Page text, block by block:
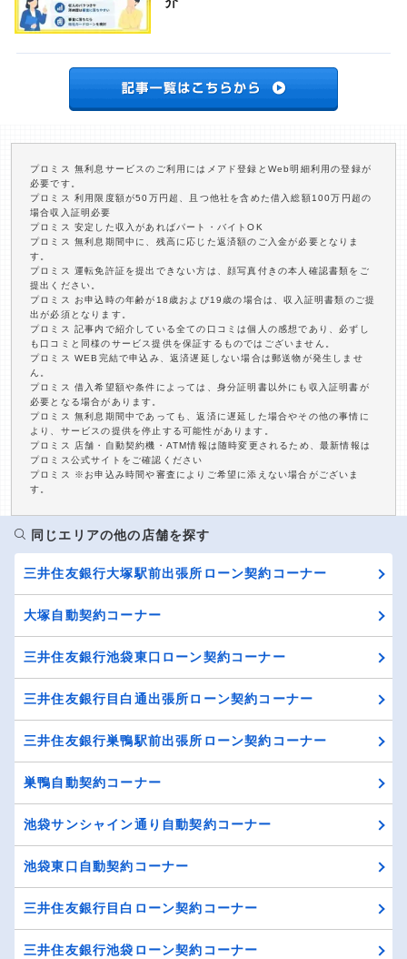
プロミス 無利息サービスのご利用にはメアド登録とWeb明細利用の登録が
必要です。
プロミス 利用限度額が50万円超、且つ他社を含めた借入総額100万円超の
場合収入証明必要
プロミス 安定した収入があればパート・バイトOK
プロミス 無利息期間中に、残高に応じた返済額のご入金が必要となりま
す。
プロミス 運転免許証を提出できない方は、顔写真付きの本人確認書類をご
提出ください。
プロミス お申込時の年齢が18歳および19歳の場合は、収入証明書類のご提
出が必須となります。
プロミス 記事内で紹介している全ての口コミは個人の感想であり、必ずし
も口コミと同様のサービス提供を保証するものではございません。
プロミス WEB完結で申込み、返済遅延しない場合は郵送物が発生しませ
ん。
プロミス 借入希望額や条件によっては、身分証明書以外にも収入証明書が
必要となる場合があります。
プロミス 無利息期間中であっても、返済に遅延した場合やその他の事情に
より、サービスの提供を停止する可能性があります。
プロミス 店舗・自動契約機・ATM情報は随時変更されるため、最新情報は
プロミス公式サイトをご確認ください
プロミス ※お申込み時間や審査によりご希望に添えない場合がございま
す。
同じエリアの他の店舗を探す
三井住友銀行大塚駅前出張所ローン契約コーナー
大塚自動契約コーナー
三井住友銀行池袋東口ローン契約コーナー
三井住友銀行目白通出張所ローン契約コーナー
三井住友銀行巣鴨駅前出張所ローン契約コーナー
巣鴨自動契約コーナー
池袋サンシャイン通り自動契約コーナー
池袋東口自動契約コーナー
三井住友銀行目白ローン契約コーナー
三井住友銀行池袋ローン契約コーナー